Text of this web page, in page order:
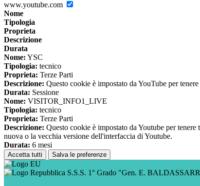
www.youtube.com
Nome
Tipologia
Proprieta
Descrizione
Durata
Nome: YSC
Tipologia: tecnico
Proprieta: Terze Parti
Descrizione: Questo cookie è impostato da YouTube per
Durata: Sessione
Nome: VISITOR_INFO1_LIVE
Tipologia: tecnico
Proprieta: Terze Parti
Descrizione: Questo cookie è impostato da Youtube per
nuova o la vecchia versione dell'interfaccia di Youtube.
Durata: 6 mesi
Accetta tutti Salva le preferenze
S.S.S. 1° Grado "Gen. E.